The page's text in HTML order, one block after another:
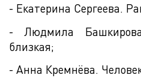
- Екатерина Сергеева.
- Людмила
близкая;
- Анна Кремнёва.